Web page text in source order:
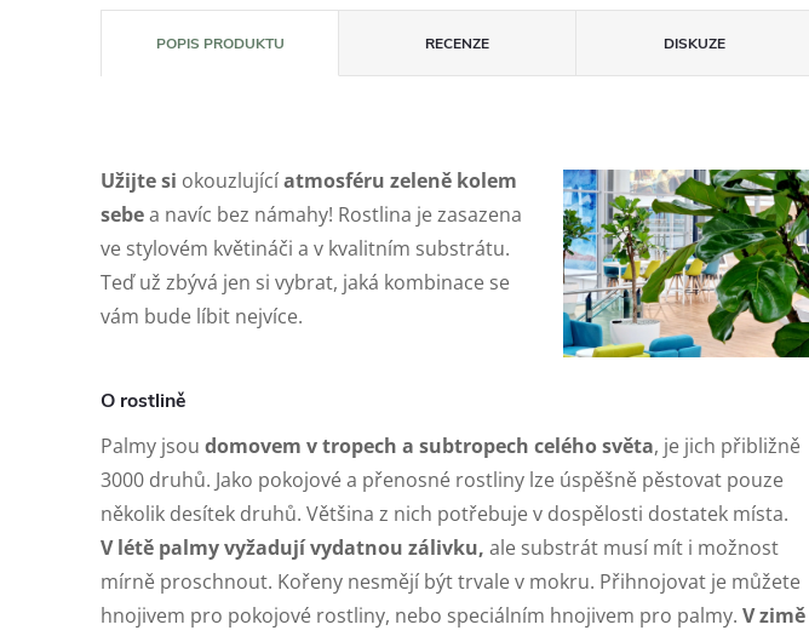
POPIS PRODUKTU RECENZE DISKUZE
Užijte si okouzlujícíatmosféru zeleně kolem
sebea navíc bez námahy! Rostlina je zasazena
ve stylovém květináči a v kvalitním substrátu.
Teď už zbývá jen si vybrat, jaká kombinace se
vám bude líbit nejvíce.
O rostlině
Palmy jsou domovem v tropech a subtropech celého světa, je jich přibližně
3000 druhů. Jako pokojové a přenosné rostliny lze úspěšně pěstovat pouze
několik desítek druhů. Většina z nich potřebuje v dospělosti dostatek místa.
Vlétě palmy vyžadují vydatnou zálivku, ale substrát musí mít i možnost
mírně proschnout. Kořeny nesmějí být trvale v mokru. Přihnojovat je můžete
hnojivem pro pokojové rostliny, nebo speciálním hnojivem pro palmy. V zimě